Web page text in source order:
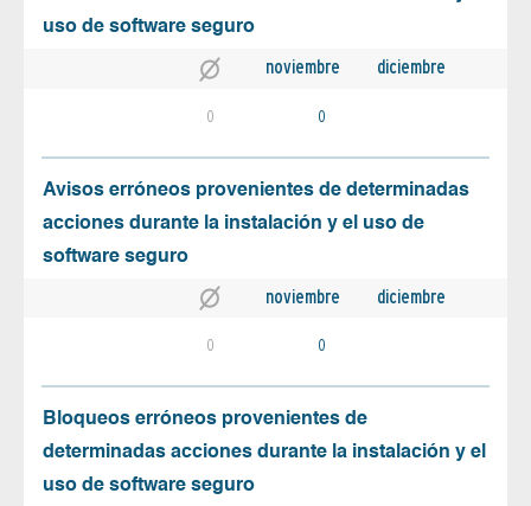
uso de software seguro
noviembre diciembre
0 0
Avisos erróneos provenientes de determinadas
acciones durante la instalación y el uso de
software seguro
noviembre diciembre
0 0
Bloqueos erróneos provenientes de
determinadas acciones durante la instalación y el
uso de software seguro